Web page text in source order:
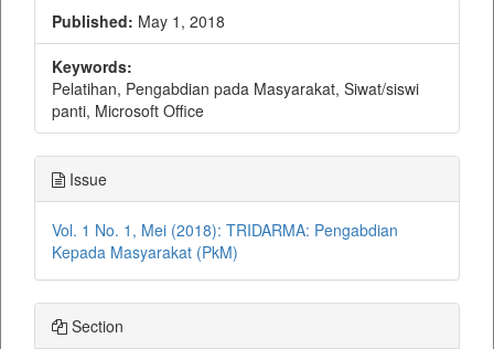
Published: May 1, 2018
Keywords:
Pelatihan, Pengabdian pada Masyarakat, Siwat/siswi
panti, Microsoft Office
Issue
Vol. 1 No. 1, Mei (2018): TRIDARMA: Pengabdian
Kepada Masyarakat (PkM)
Section